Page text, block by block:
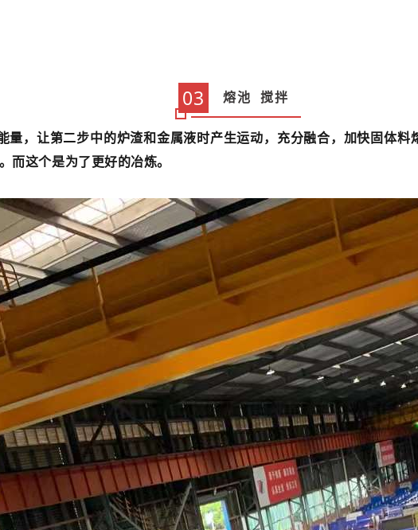
03 熔池 搅拌
量，让第二步中的炉渣和金属液时产生运动，充分融合，
加快固体料
而这个是为了更好的冶炼。